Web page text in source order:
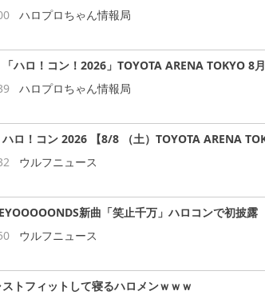
ハロプロちゃん情報局
「ハロ！コン！2026」TOYOTA ARENA TOKYO 8
ハロプロちゃん情報局
ハロ！コン 2026 【8/8 （土）TOYOTA ARENA
ウルフニュース
新曲「笑止千万」ハロコンで初披露
ウルフニュース
トフィットして寝るハロメンｗｗｗ